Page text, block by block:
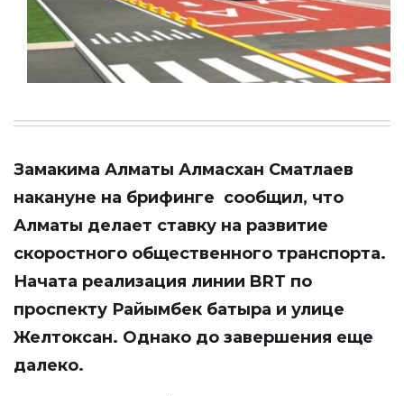
Замакима Алматы Алмасхан Сматлаев
накануне на брифинге сообщил, что
Алматы делает ставку на развитие
скоростного общественного транспорта.
Начата реализация линии BRT по
проспекту Райымбек батыра и улице
Желтоксан. Однако до завершения еще
далеко.